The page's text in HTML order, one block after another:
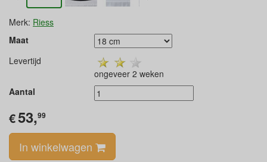
Merk: Riess
Maat
Levertijd
ongeveer 2 weken
Aantal
€53,99
In winkelwagen